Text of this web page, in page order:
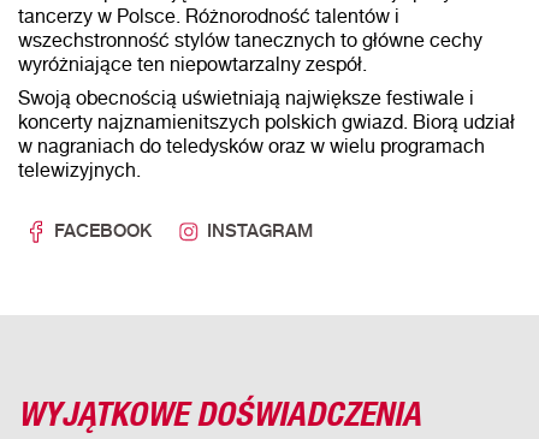
tancerzy w Polsce. Różnorodność talentów i
wszechstronność stylów tanecznych to główne cechy
wyróżniające ten niepowtarzalny zespół.
Swoją obecnością uświetniają największe festiwale i
koncerty najznamienitszych polskich gwiazd. Biorą udział
w nagraniach do teledysków oraz w wielu programach
telewizyjnych.
FACEBOOK INSTAGRAM
WYJĄTKOWE DOŚWIADCZENIA